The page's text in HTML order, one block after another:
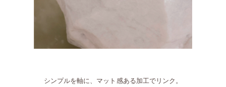
シンプルを軸に、マット感ある加工でリンク。